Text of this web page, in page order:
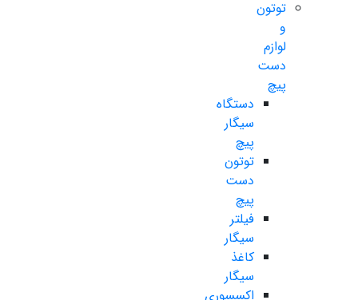
توتون
و
لوازم
دست
پیچ
دستگاه
سیگار
پیچ
توتون
دست
پیچ
فیلتر
سیگار
کاغذ
سیگار
اکسسوری